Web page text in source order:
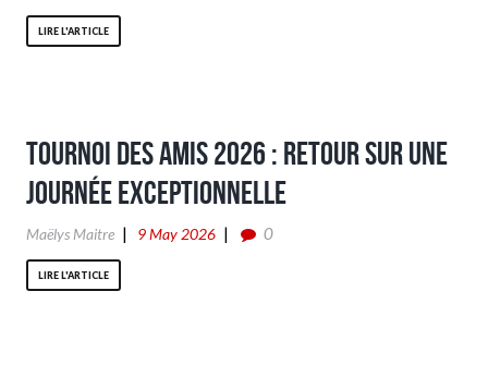
LIRE L'ARTICLE
Tournoi des Amis 2026 : retour sur une
journée exceptionnelle
Maëlys Maitre 9 May 2026 0
LIRE L'ARTICLE